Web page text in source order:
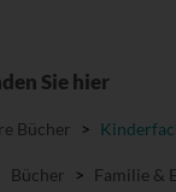
Sie hier
Bücher >
Bücher > Familie &